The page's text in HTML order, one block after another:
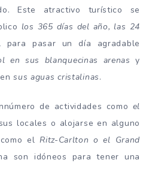
Este atractivo turístico se
los 365 días del año, las 24
para pasar un día agradable
en sus blanquecinas arenas y
ensus aguas cristalinas.
de actividades como el
locales o alojarse en alguno
como elRitz-Carlton o el Grand
son idóneos para tener una